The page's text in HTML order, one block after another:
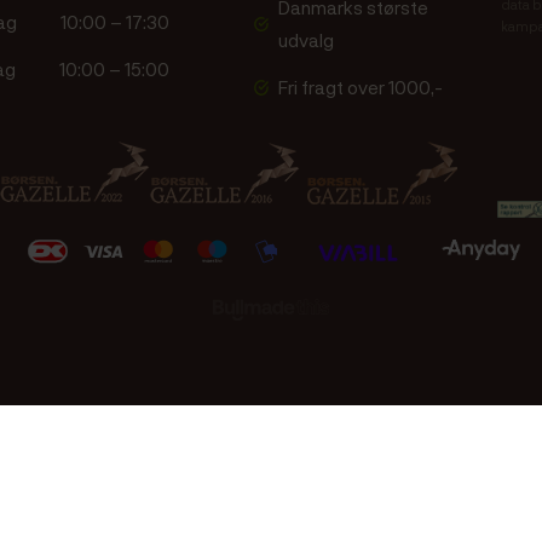
10:00 – 17:30
10:00 – 15:00
Danmarks største
udvalg
Fri fragt over 1000,-